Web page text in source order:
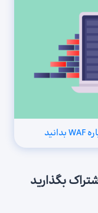
بگذارید